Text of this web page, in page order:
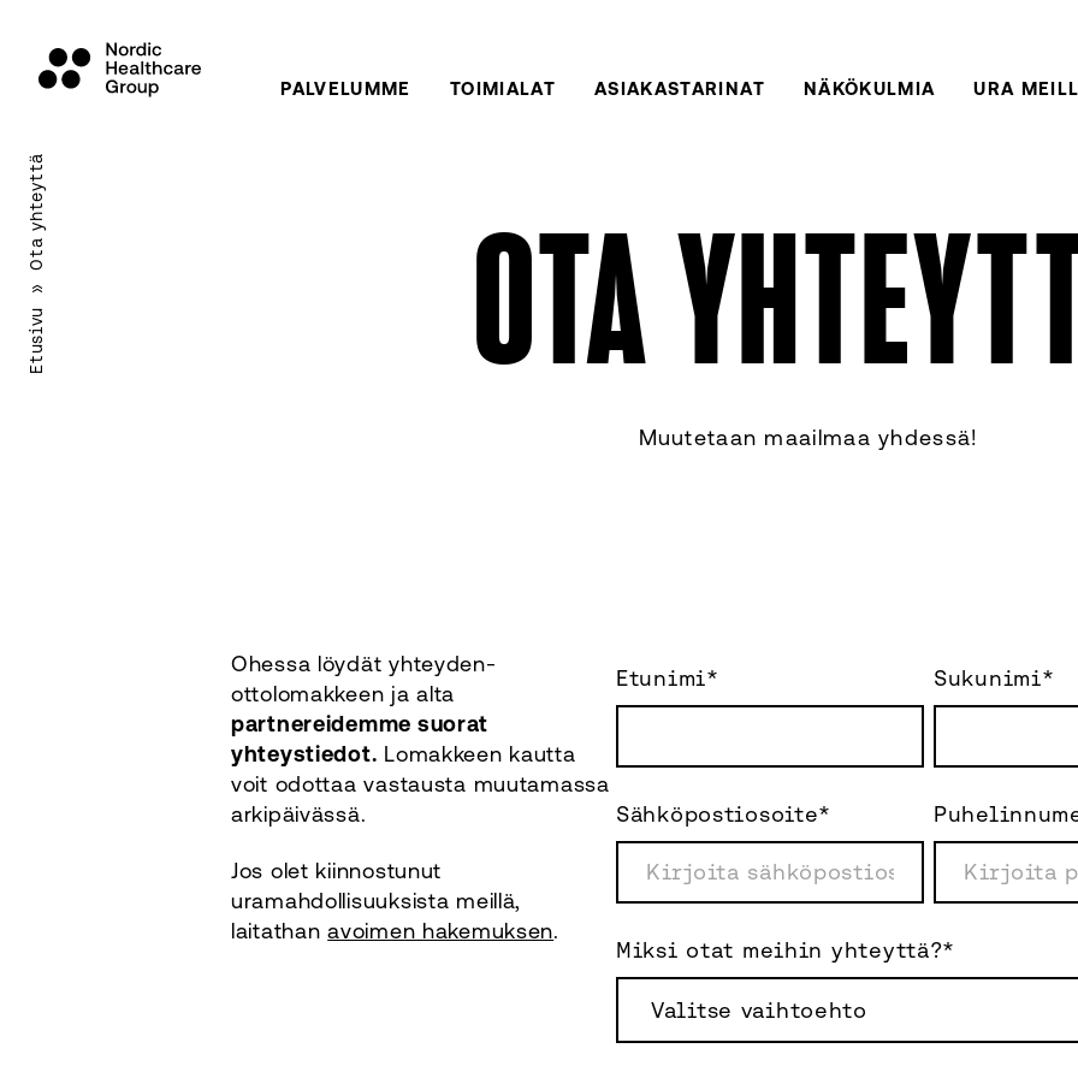
sisältöön
PALVELUMME TOIMIALAT ASIAKASTARINAT NÄKÖKULMIA URA
Etusivu
»
Ota yhteyttä OTA
Muutetaan maailmaa yhdessä!
Ohessa löydät yhteyden-
ottolomakkeen ja alta
partnereidemme suorat
yhteystiedot. Lomakkeen kautta
voit odottaa vastausta muutamassa
arkipäivässä.
Jos olet kiinnostunut
uramahdollisuuksista meillä,
laitathanavoimen hakemuksen.
Etunimi* Sukunimi*
Sähköpostiosoite*
Miksi otat meihin yhteyttä?*